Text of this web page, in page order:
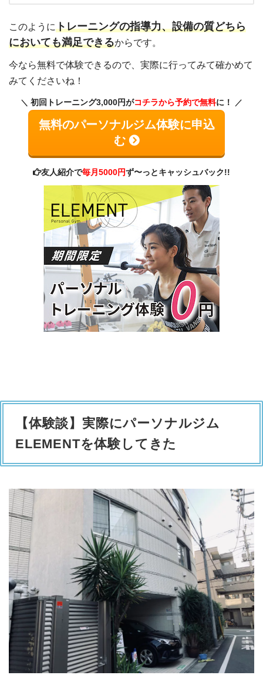
このようにトレーニングの指導力、設備の質どちら
においても満足できるからです。
今なら無料で体験できるので、実際に行ってみて確かめて
みてくださいね！
初回トレーニング3,000円がコチラから予約で無料に！
無料のパーソナルジム体験に申込
む
友人紹介で毎月5000円ず〜っとキャッシュバック!!
【体験談】実際にパーソナルジム
ELEMENTを体験してきた